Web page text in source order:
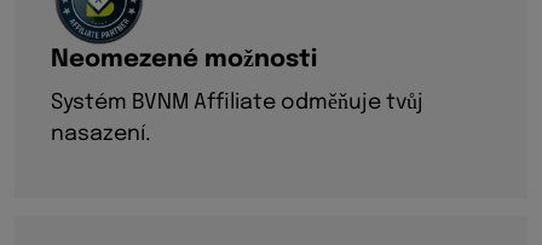
Neomezené možnosti
Systém BVNM Affiliate odměňuje tvůj
nasazení.